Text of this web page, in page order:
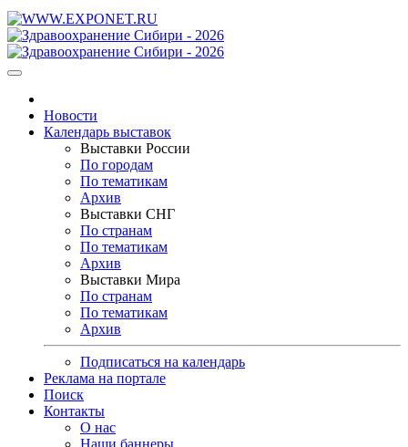
Новости
Календарь выставок
Выставки России
По городам
По тематикам
Архив
Выставки СНГ
По странам
По тематикам
Архив
Выставки Мира
По странам
По тематикам
Архив
Подписаться на календарь
Реклама на портале
Поиск
Контакты
О нас
Наши баннеры